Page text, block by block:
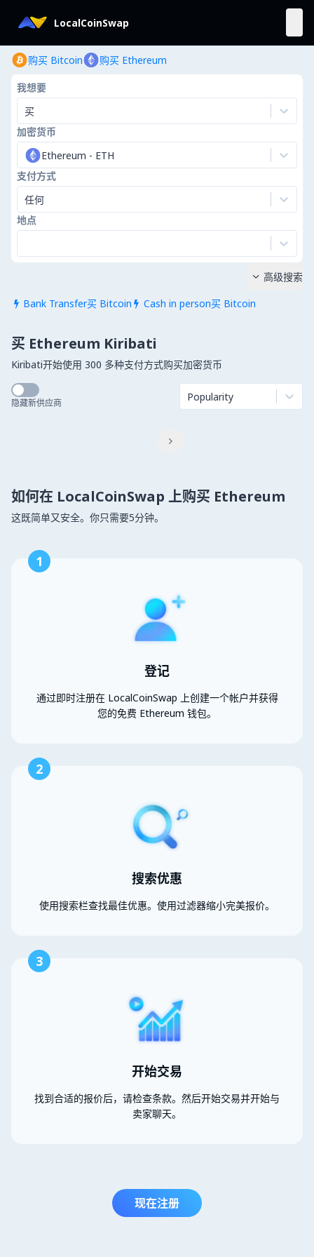
LocalCoinSwap
购买 Bitcoin 购买 Ethereum
我想要
买
加密货币
Ethereum - ETH
支付方式
任何
地点
 Bank Transfer买 Bitcoin  Cash in person买 Bitcoin
 高级搜索
买 Ethereum Kiribati
Kiribati开始使用 300 多种支付方式购买加密货币
隐藏新供应商 Popularity

如何在 LocalCoinSwap 上购买 Ethereum
这既简单又安全。你只需要5分钟。
1
登记
通过即时注册在 LocalCoinSwap 上创建一个帐户并获得
您的免费 Ethereum 钱包。
2
搜索优惠
使用搜索栏查找最佳优惠。使用过滤器缩小完美报价。
3
开始交易
找到合适的报价后，请检查条款。然后开始交易并开始与
卖家聊天。
现在注册